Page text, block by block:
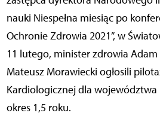
nauki Niespełna miesiąc po
Ochronie Zdrowia 2021”, w
11 lutego, minister zdrowia
Mateusz Morawiecki ogłosili
Kardiologicznej dla
okres 1,5 roku.